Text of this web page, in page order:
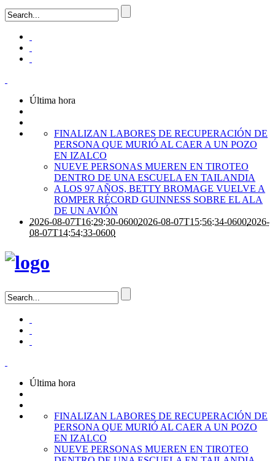
Última hora
FINALIZAN LABORES DE RECUPERACIÓN DE
PERSONA QUE MURIÓ AL CAER A UN POZO
EN IZALCO
NUEVE PERSONAS MUEREN EN TIROTEO
DENTRO DE UNA ESCUELA EN TAILANDIA
A LOS 97 AÑOS, BETTY BROMAGE VUELVE A
ROMPER RÉCORD GUINNESS SOBRE EL ALA
DE UN AVIÓN
2026-08-07T16:29:30-06002026-08-07T15:56:34-06002026-
08-07T14:54:33-0600
Última hora
FINALIZAN LABORES DE RECUPERACIÓN DE
PERSONA QUE MURIÓ AL CAER A UN POZO
EN IZALCO
NUEVE PERSONAS MUEREN EN TIROTEO